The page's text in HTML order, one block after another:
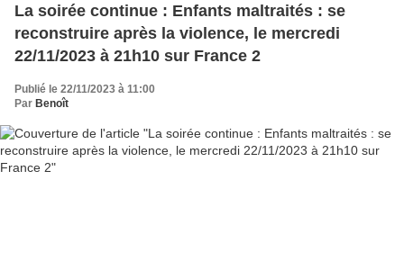
La soirée continue : Enfants maltraités : se
reconstruire après la violence, le mercredi
22/11/2023 à 21h10 sur France 2
Publié le 22/11/2023 à 11:00
Par Benoît